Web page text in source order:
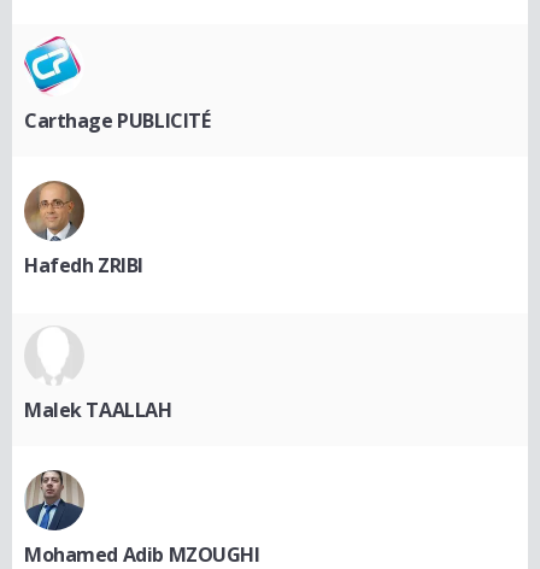
Carthage PUBLICITÉ
Hafedh ZRIBI
Malek TAALLAH
Mohamed Adib MZOUGHI